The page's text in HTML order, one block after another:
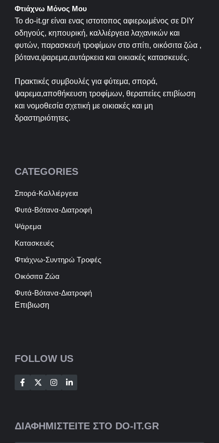
Φτιάχνω Μόνος Μου
Το do-it.gr είναι ενας ιστοτοπος αφιερωμένος σε DIY
οδηγούς, κηπουρική, καλλιέργεια λαχανικών και
φυτών, παρασκευή τροφίμων στο σπίτι, οικόσιτα ζώα ,
βότανα,ψαρεμα,αυτάρκεια και οικιακές κατασκευές.
Πρακτικές συμβουλές για φύτεμα, σπορά,
ψαρεμα,αποθήκευση τροφίμων, θεραπείες επιβίωση
και νομοθεσία σχετική με οικιακές και μη
δραστηριότητες.
CATEGORIES
Σπορά-Καλλιέργεια
Φυτά-Βότανα-Διατροφή
Ψάρεμα
Κατασκευές
Φτιάχνω-Συντηρώ Τροφές
Οικόσιτα Ζώα
Φυτά-Βότανα-Διατροφή
Επιβιωση
FOLLOW US
ΔΙΑΦΗΜΙΣΤΕΙΤΕ ΣΤΟ DO-IT.GR